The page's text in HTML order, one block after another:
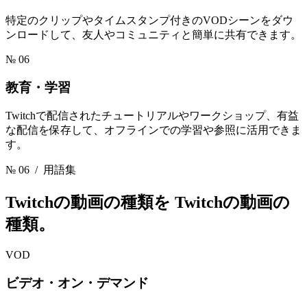
特定のクリップやタイムスタンプ付きのVODシーンをダウ
ンロードして、友人やコミュニティと簡単に共有できます。
№ 06
教育・学習
Twitchで配信されたチュートリアルやワークショップ、有益
な配信を保存して、オフラインでの学習や参照に活用できま
す。
№ 06 / 用語集
Twitchの動画の種類を Twitchの動画の
種類。
VOD
ビデオ・オン・デマンド